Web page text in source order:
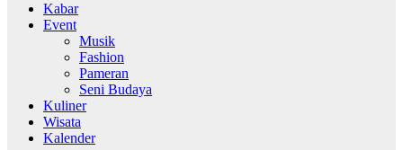
Kabar
Event
Musik
Fashion
Pameran
Seni Budaya
Kuliner
Wisata
Kalender